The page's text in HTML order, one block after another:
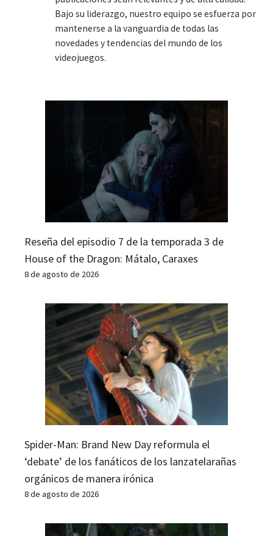
Bajo su liderazgo, nuestro equipo se esfuerza por
mantenerse a la vanguardia de todas las
novedades y tendencias del mundo de los
videojuegos.
Reseña del episodio 7 de la temporada 3 de
House of the Dragon: Mátalo, Caraxes
8 de agosto de 2026
Spider-Man: Brand New Day reformula el
‘debate’ de los fanáticos de los lanzatelarañas
orgánicos de manera irónica
8 de agosto de 2026